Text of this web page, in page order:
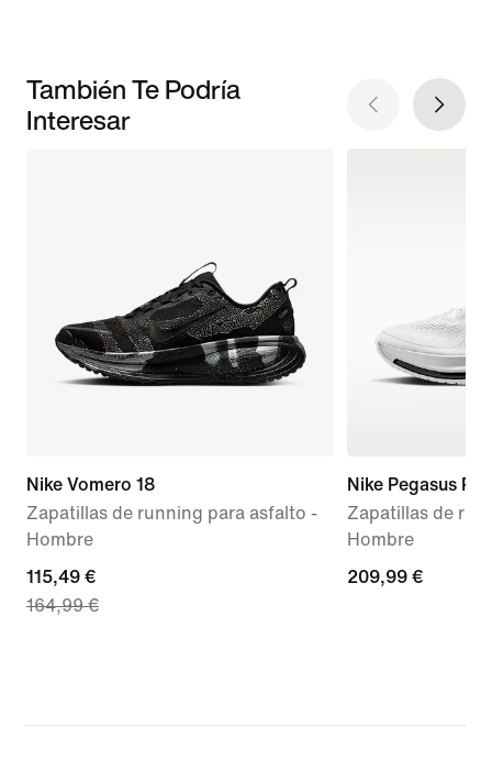
También Te Podría
Interesar
Nike Vomero 18
Zapatillas de running para asfalto -
Hombre
current
price
164,99 €
115,49 €
164,99 €
Nike Pegasus
Zapatillas de
Hombre
209,99 €
209,99 €